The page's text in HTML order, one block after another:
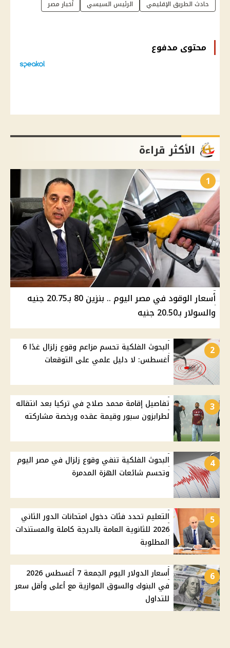
حادث الطريق الإقليمي الرئيس السيسي أخبار مصر
محتوى مدفوع
الأكثر قراءة
1
أسعار الوقود في مصر اليوم .. بنزين 80 بـ20.75 جنيه
والسولار بـ20.50 جنيه
2
البحوث الفلكية تحسم مزاعم وقوع زلزال غدًا 6
أغسطس: لا دليل علمي على التوقعات
3
تفاصيل إقامة محمد صلاح في تركيا بعد انتقاله
لطرابزون سبور وقيمة عقده ورخصة مشاركته
4
البحوث الفلكية تنفي وقوع زلزال في مصر اليوم
وتحسم شائعات الهزة المدمرة
5
التعليم تحدد فئات دخول امتحانات الدور الثاني
2026 للثانوية العامة بالدرجة كاملة والمستندات
المطلوبة
6
أسعار الدولار اليوم الجمعة 7 أغسطس 2026
في البنوك والسوق الموازية مع أعلى وأقل سعر
للتداول